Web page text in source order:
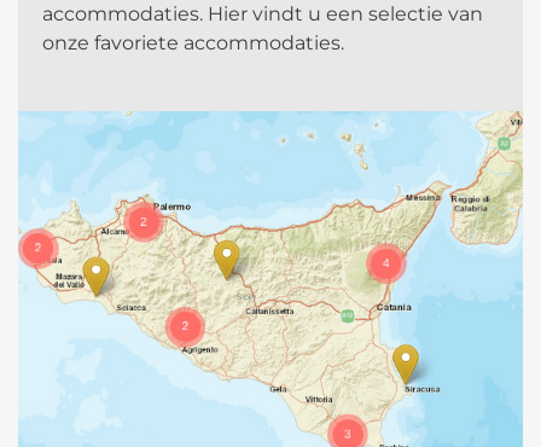
accommodaties. Hier vindt u een selectie van
onze favoriete accommodaties.